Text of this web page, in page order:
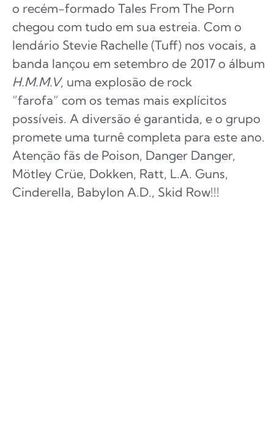
o recém-formado Tales From The Porn
chegou com tudo em sua estreia. Com o
lendário Stevie Rachelle (Tuff) nos vocais, a
banda lançou em setembro de 2017 o álbum
H.M.M.V, uma explosão de rock
“farofa” com os temas mais explícitos
possíveis. A diversão é garantida, e o grupo
promete uma turnê completa para este ano.
Atenção fãs de Poison, Danger Danger,
Mötley Crüe, Dokken, Ratt, L.A. Guns,
Cinderella, Babylon A.D., Skid Row!!!